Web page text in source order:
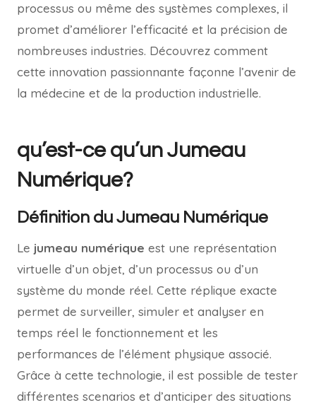
processus ou même des systèmes complexes, il
promet d’améliorer l’efficacité et la précision de
nombreuses industries. Découvrez comment
cette innovation passionnante façonne l’avenir de
la médecine et de la production industrielle.
qu’est-ce qu’un Jumeau
Numérique?
Définition du Jumeau Numérique
Le jumeau numérique est une représentation
virtuelle d’un objet, d’un processus ou d’un
système du monde réel. Cette réplique exacte
permet de surveiller, simuler et analyser en
temps réel le fonctionnement et les
performances de l’élément physique associé.
Grâce à cette technologie, il est possible de tester
différentes scenarios et d’anticiper des situations